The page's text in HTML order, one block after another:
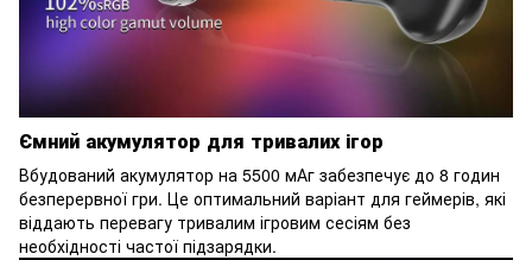
Ємний акумулятор для тривалих ігор
Вбудований акумулятор на 5500 мАг забезпечує до 8 годин
безперервної гри. Це оптимальний варіант для геймерів, які
віддають перевагу тривалим ігровим сесіям без
необхідності частої підзарядки.